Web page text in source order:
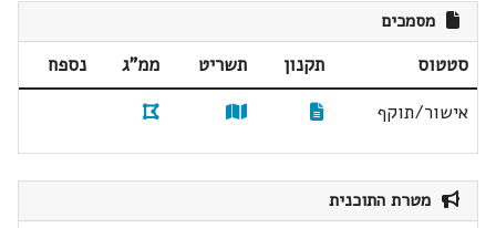
מסמכים
סטטוס תקנון תשריט ממ"ג
נספח
אישור/תוקף
מטרת התוכנית